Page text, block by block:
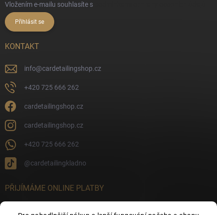
Vložením e-mailu souhlasíte s
Přihlásit se
KONTAKT
info@cardetailingshop.cz
+420 725 666 262
cardetailingshop.cz
cardetailingshop.cz
+420 725 666 262
@cardetailingkladno
PŘIJÍMÁME ONLINE PLATBY